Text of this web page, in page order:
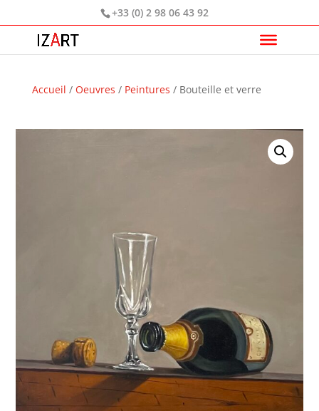
+33 (0) 2 98 06 43 92
Accueil / Oeuvres / Peintures / Bouteille et verre